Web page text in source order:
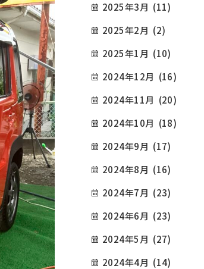
COMPANY
会社概要
INFORMATION / BLOG
お知らせ・ブログ
CAUTIONS
注意事項
2025年3月 (11)
2025年2月 (2)
2025年1月 (10)
2024年12月 (16)
2024年11月 (20)
2024年10月 (18)
2024年9月 (17)
2024年8月 (16)
2024年7月 (23)
2024年6月 (23)
2024年5月 (27)
2024年4月 (14)